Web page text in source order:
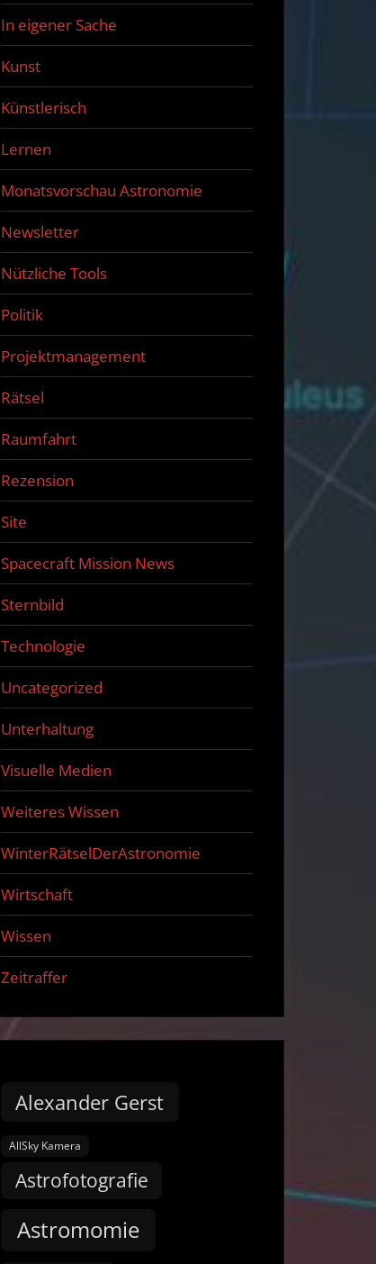
In eigener Sache
Kunst
Künstlerisch
Lernen
Monatsvorschau Astronomie
Newsletter
Nützliche Tools
Politik
Projektmanagement
Rätsel
Raumfahrt
Rezension
Site
Spacecraft Mission News
Sternbild
Technologie
Uncategorized
Unterhaltung
Visuelle Medien
Weiteres Wissen
WinterRätselDerAstronomie
Wirtschaft
Wissen
Zeitraffer
Alexander Gerst
AllSky Kamera
Astrofotografie
Astromomie